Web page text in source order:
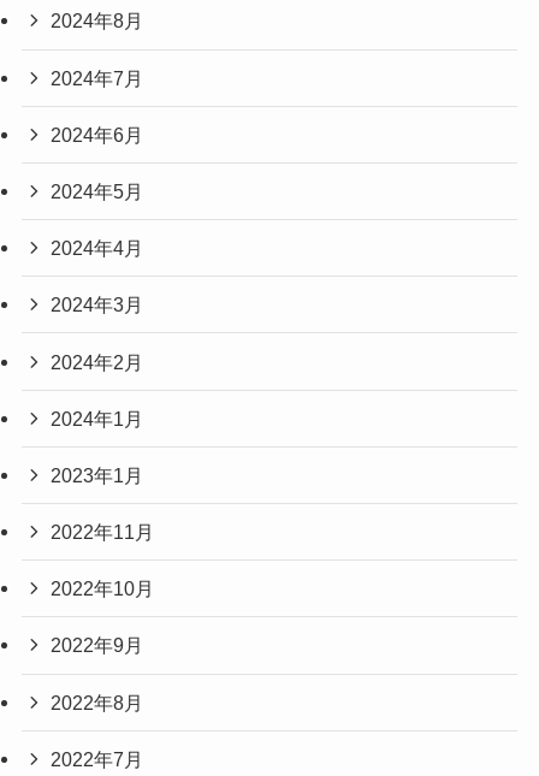
2024年8月
2024年7月
2024年6月
2024年5月
2024年4月
2024年3月
2024年2月
2024年1月
2023年1月
2022年11月
2022年10月
2022年9月
2022年8月
2022年7月